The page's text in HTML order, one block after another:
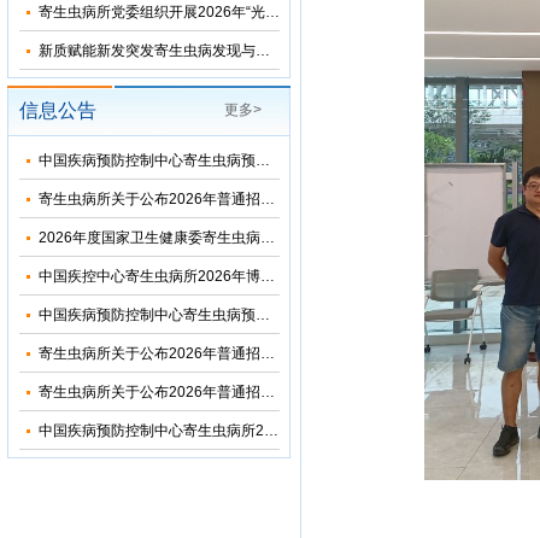
寄生虫病所党委组织开展2026年“光荣在党50年”纪念章颁发仪式
新质赋能新发突发寄生虫病发现与科研能力提升培训班在苏州成功举办
信息公告 更多>
中国疾病预防控制中心寄生虫病预防控制所（国家热带病研究中心）2026年优秀大学生夏令营活动招收简章
寄生虫病所关于公布2026年普通招考博士考生调剂复试名单的通知
2026年度国家卫生健康委寄生虫病原与媒介生物学重点实验室开放课题申请通知
中国疾控中心寄生虫病所2026年博士研究生招生调剂信息公布
中国疾病预防控制中心寄生虫病预防控制所2026年部门预算
寄生虫病所关于公布2026年普通招考公共卫生博士考生复试名单的通知
寄生虫病所关于公布2026年普通招考学术学位博士考生复试名单的通知
中国疾病预防控制中心寄生虫病所2024年度部门决算